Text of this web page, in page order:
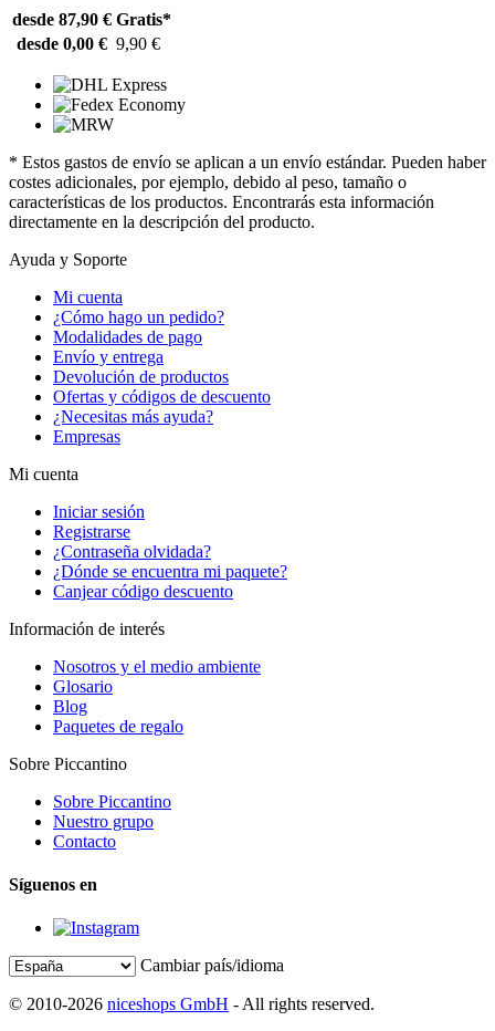
desde 87,90 € Gratis*
desde 0,00 € 9,90 €
* Estos gastos de envío se aplican a un envío estándar. Pueden haber
costes adicionales, por ejemplo, debido al peso, tamaño o
características de los productos. Encontrarás esta información
directamente en la descripción del producto.
Ayuda y Soporte
Mi cuenta
¿Cómo hago un pedido?
Modalidades de pago
Envío y entrega
Devolución de productos
Ofertas y códigos de descuento
¿Necesitas más ayuda?
Empresas
Mi cuenta
Iniciar sesión
Registrarse
¿Contraseña olvidada?
¿Dónde se encuentra mi paquete?
Canjear código descuento
Información de interés
Nosotros y el medio ambiente
Glosario
Blog
Paquetes de regalo
Sobre Piccantino
Sobre Piccantino
Nuestro grupo
Contacto
Síguenos en
Cambiar país/idioma
© 2010-2026 niceshops GmbH - All rights reserved.